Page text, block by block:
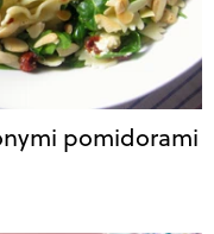
pomidorami